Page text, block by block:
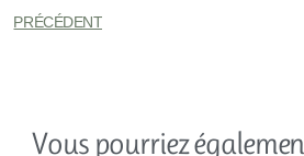
PRÉCÉDENT
Vous pourriez